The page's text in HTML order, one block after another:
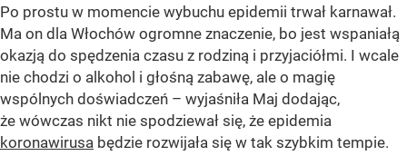
Po prostu w momencie wybuchu epidemii trwał karnawał.
Ma on dla Włochów ogromne znaczenie, bo jest wspaniałą
okazją do spędzenia czasu z rodziną i przyjaciółmi. I wcale
nie chodzi o alkohol i głośną zabawę, ale o magię
wspólnych doświadczeń – wyjaśniła Maj dodając,
że wówczas nikt nie spodziewał się, że epidemia
koronawirusa będzie rozwijała się w tak szybkim tempie.